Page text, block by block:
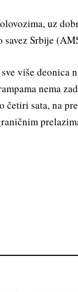
uz
Srbije
više deonica
nema
četiri sata, na